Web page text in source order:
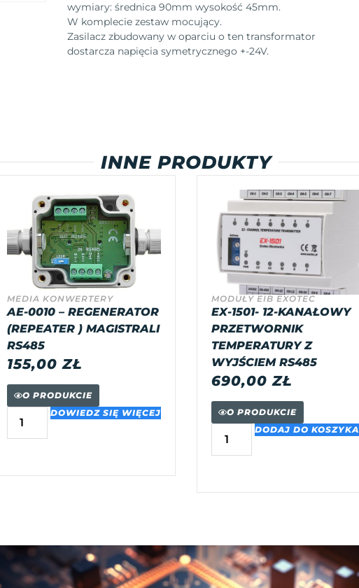
wymiary: średnica 90mm wysokość 45mm.
W komplecie zestaw mocujący.
Zasilacz zbudowany w oparciu o ten transformator
dostarcza napięcia symetrycznego +-24V.
INNE PRODUKTY
MEDIA KONWERTERY
AE-0010 – REGENERATOR
(REPEATER ) MAGISTRALI
RS485
155,00ZŁ
O PRODUKCIE
DOWIEDZ SIĘ WIĘCEJ
MODUŁY EIB EXOTEC
EX-1501- 12-KANAŁOWY
PRZETWORNIK
TEMPERATURY Z
WYJŚCIEM RS485
690,00ZŁ
O PRODUKCIE
DODAJ DO KOSZYKA